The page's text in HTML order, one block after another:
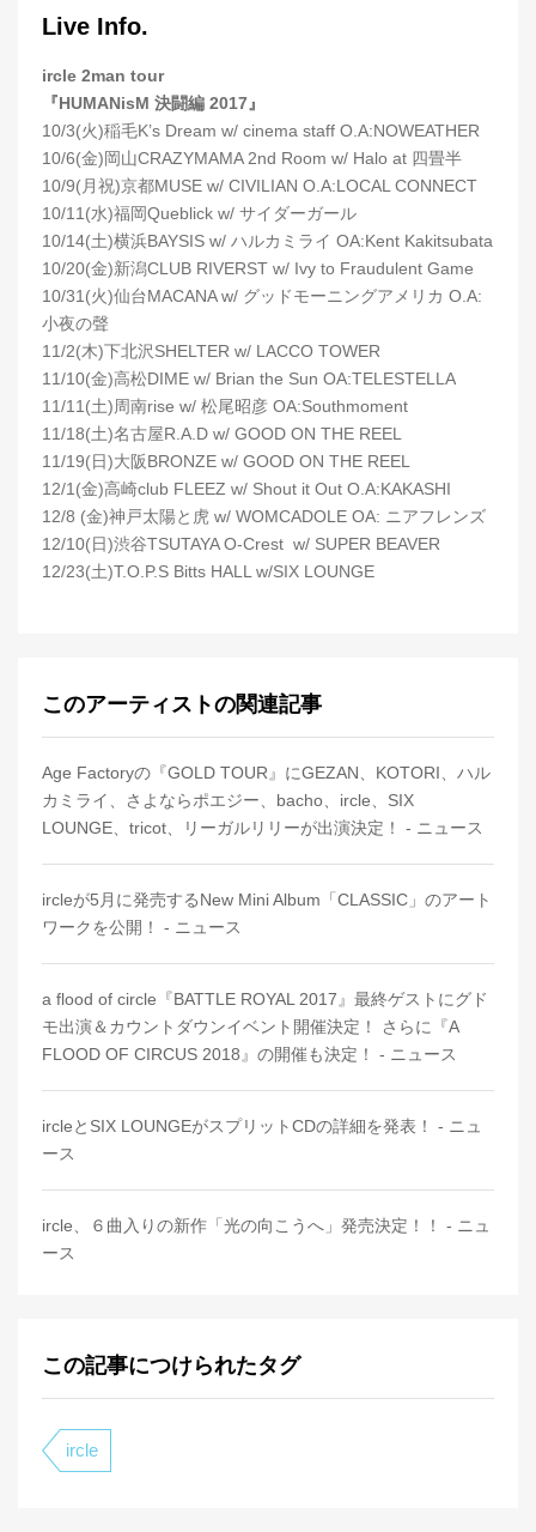
Live Info.
ircle 2man tour
『HUMANisM 決闘編 2017』
10/3(火)稲毛K’s Dream w/ cinema staff O.A:NOWEATHER
10/6(金)岡山CRAZYMAMA 2nd Room w/ Halo at 四畳半
10/9(月祝)京都MUSE w/ CIVILIAN O.A:LOCAL CONNECT
10/11(水)福岡Queblick w/ サイダーガール
10/14(土)横浜BAYSIS w/ ハルカミライ OA:Kent Kakitsubata
10/20(金)新潟CLUB RIVERST w/ Ivy to Fraudulent Game
10/31(火)仙台MACANA w/ グッドモーニングアメリカ O.A:
小夜の聲
11/2(木)下北沢SHELTER w/ LACCO TOWER
11/10(金)高松DIME w/ Brian the Sun OA:TELESTELLA
11/11(土)周南rise w/ 松尾昭彦 OA:Southmoment
11/18(土)名古屋R.A.D w/ GOOD ON THE REEL
11/19(日)大阪BRONZE w/ GOOD ON THE REEL
12/1(金)高崎club FLEEZ w/ Shout it Out O.A:KAKASHI
12/8 (金)神戸太陽と虎 w/ WOMCADOLE OA: ニアフレンズ
12/10(日)渋谷TSUTAYA O-Crest w/ SUPER BEAVER
12/23(土)T.O.P.S Bitts HALL w/SIX LOUNGE
このアーティストの関連記事
Age Factoryの『GOLD TOUR』にGEZAN、KOTORI、ハル
カミライ、さよならポエジー、bacho、ircle、SIX
LOUNGE、tricot、リーガルリリーが出演決定！ - ニュース
ircleが5月に発売するNew Mini Album「CLASSIC」のアート
ワークを公開！ - ニュース
a flood of circle『BATTLE ROYAL 2017』最終ゲストにグド
モ出演＆カウントダウンイベント開催決定！ さらに『A
FLOOD OF CIRCUS 2018』の開催も決定！ - ニュース
ircleとSIX LOUNGEがスプリットCDの詳細を発表！ - ニュ
ース
ircle、６曲入りの新作「光の向こうへ」発売決定！！ - ニュ
ース
この記事につけられたタグ
ircle